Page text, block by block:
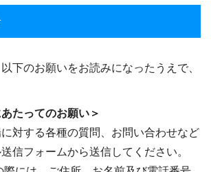
下のお願いをお読みになったうえで、
たってのお願い＞
対する各種の質問、お問い合わせなど
信フォームから送信してください。